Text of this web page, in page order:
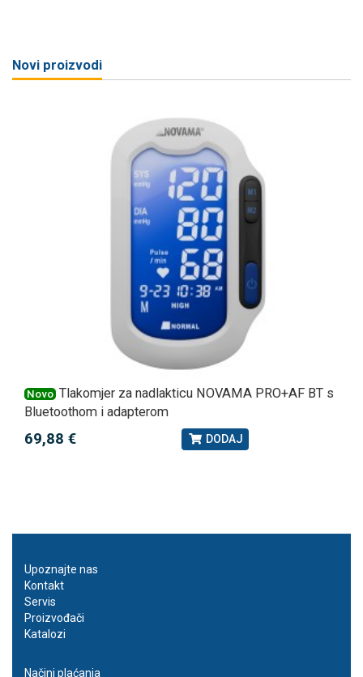
Novi proizvodi
Novo Tlakomjer za nadlakticu NOVAMA PRO+AF BT s
Bluetoothom i adapterom
69,88 € DODAJ
Upoznajte nas
Kontakt
Servis
Proizvođači
Katalozi
Načini plaćanja